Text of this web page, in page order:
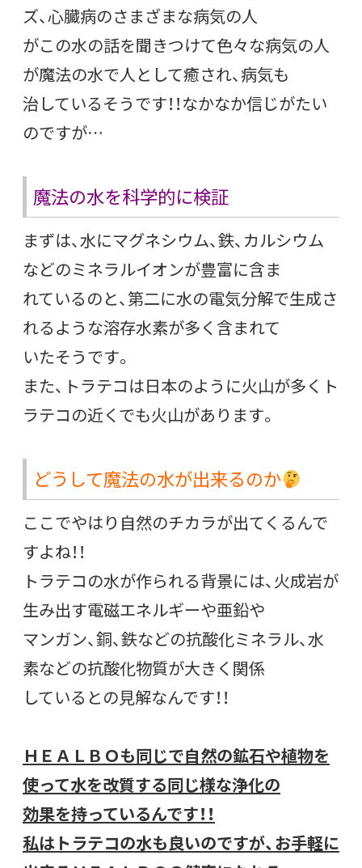
ズ、心臓病のさまざまな病気の人
がこの水の話を聞きつけて色々な病気の人
が魔法の水で人として癒され、病気も
治しているそうです！！なかなか信じがたい
のですが…
魔法の水を科学的に検証
まずは、水にマグネシウム、鉄、カルシウム
などのミネラルイオンが豊富に含ま
れているのと、第二に水の電気分解で生成さ
れるような溶存水素が多く含まれて
いたそうです。
また、トラテコは日本のように火山が多くト
ラテコの近くでも火山があります。
どうして魔法の水が出来るのか
ここでやはり自然のチカラが出てくるんで
すよね！！
トラテコの水が作られる背景には、火成岩が
生み出す電磁エネルギーや亜鉛や
マンガン、銅、鉄などの抗酸化ミネラル、水
素などの抗酸化物質が大きく関係
しているとの見解なんです！！
ＨＥＡＬＢＯも同じで自然の鉱石や植物を
使って水を改質する同じ様な浄化の
効果を持っているんです！！
私はトラテコの水も良いのですが、お手軽に